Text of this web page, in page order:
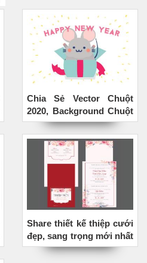
Chia Sẻ Vector Chuột
2020, Background Chuột
Chúc Tết 2020
Share thiết kế thiệp cưới
đẹp, sang trọng mới nhất
2020